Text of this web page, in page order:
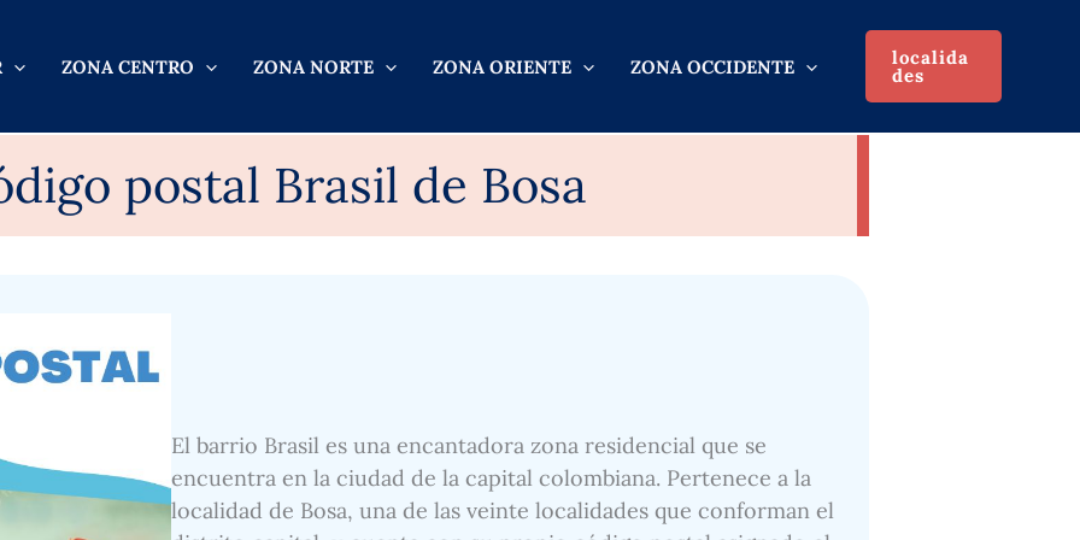
ZONA CENTRO ZONA NORTE ZONA ORIENTE ZONA OCCIDENTE localida
des
postal Brasil de Bosa
El barrio Brasil es una encantadora zona residencial que se
encuentra en la ciudad de la capital colombiana. Pertenece a la
localidad de Bosa, una de las veinte localidades que conforman el